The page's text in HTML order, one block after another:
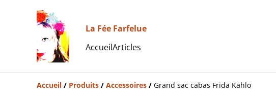
La Fée Farfelue
AccueilArticles
Accueil / Produits / Accessoires / Grand sac cabas Frida Kahlo